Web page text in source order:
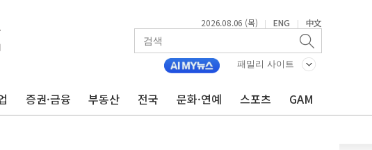
2026.08.06 (목) | ENG | 中文
패밀리 사이트
증권·금융 부동산 전국 문화·연예 스포츠 GAM
...모더나·아이온큐·도어대시↑ VS 샌디스크·피그마·앱러빈↓
성과급 반대…상법·자본시장법 개정 논의"